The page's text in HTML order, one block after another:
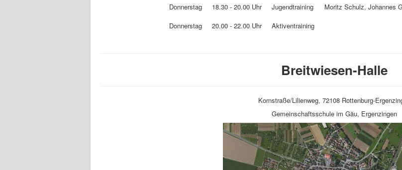
Donnerstag
18.30 - 20.00 Uhr Jugendtraining
Moritz Schulz, Johannes
Donnerstag
20.00 - 22.00 Uhr Aktiventraining
Breitwiesen-Halle
Kornstraße/Lilienweg, 72108 Rottenburg-
Gemeinschaftsschule im Gäu, Ergenzingen